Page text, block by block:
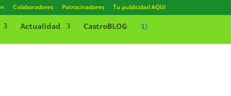
Colaboradores Patrocinadores Tu publicidad AQUI
Actualidad CastroBLOG